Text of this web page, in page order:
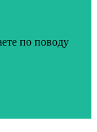
по поводу